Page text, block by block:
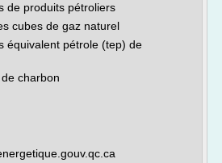
de produits pétroliers
cubes de gaz naturel
équivalent pétrole (tep) de
charbon